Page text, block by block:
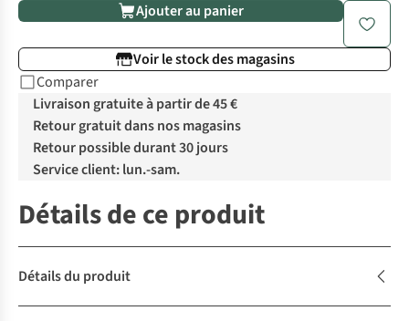
Ajouter au panier
Voir le stock des magasins
Comparer
Livraison gratuite à partir de 45 €
Retour gratuit dans nos magasins
Retour possible durant 30 jours
Service client: lun.-sam.
Détails de ce produit
Détails du produit